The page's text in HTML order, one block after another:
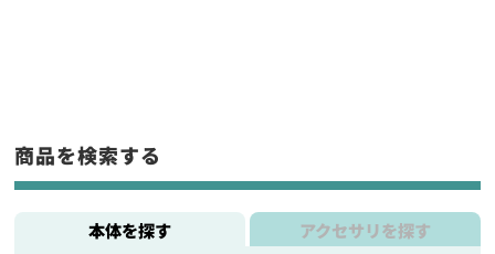
商品を検索する
本体を探す アクセサリを探す